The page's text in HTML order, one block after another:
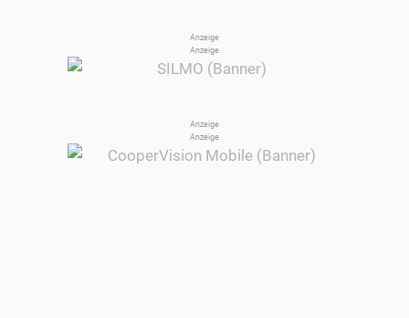
Anzeige
Anzeige
Anzeige
Anzeige